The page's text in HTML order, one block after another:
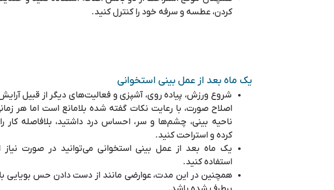
کردن، عطسه و سرفه خود را کنترل کنید.
یک ماه بعد از عمل بینی استخوانی
شروع ورزش، پیاده روی، آشپزی و فعالیت‌های دیگر از قبیل
اصلاح صورت، با رعایت نکات گفته شده بلامانع است اما هر
ناحیه بینی، چشم‌ها و سر، احساس درد داشتید، بلافاصله کار
کرده و استراحت کنید.
یک ماه بعد از عمل بینی استخوانی می‌توانید در صورت نیاز
استفاده کنید.
همچنین در این مدت، عوارضی مانند از دست دادن حس بویایی